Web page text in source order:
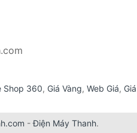
Shop 360, Giá Vàng, Web Giá, Giá
-Điện Máy Thanh.